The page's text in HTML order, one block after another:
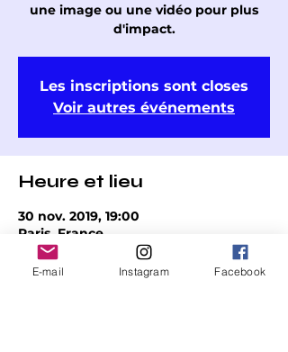
une image ou une vidéo pour plus
d'impact.
Les inscriptions sont closes
Voir autres événements
Heure et lieu
30 nov. 2019, 19:00
Paris, France
E-mail Instagram Facebook